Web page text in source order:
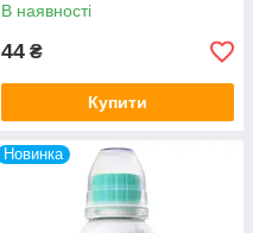
В наявності
44 ₴
Купити
Новинка